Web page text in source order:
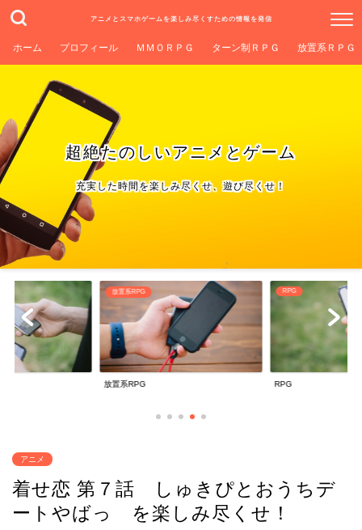
アニメとスマホゲームを楽しみ尽くすための情報を発信
ホーム プロフィール ＭＭＯＲＰＧ ターン制ＲＰＧ 放置系ＲＰＧ
超絶たのしいアニメとゲーム
充実した時間を楽しみ尽くせ、遊び尽くせ！
放置系RPG
放置系RPG
RPG
RPG
アニメ
着せ恋 第７話 しゅきぴとおうちデ
ートやばっ を楽しみ尽くせ！